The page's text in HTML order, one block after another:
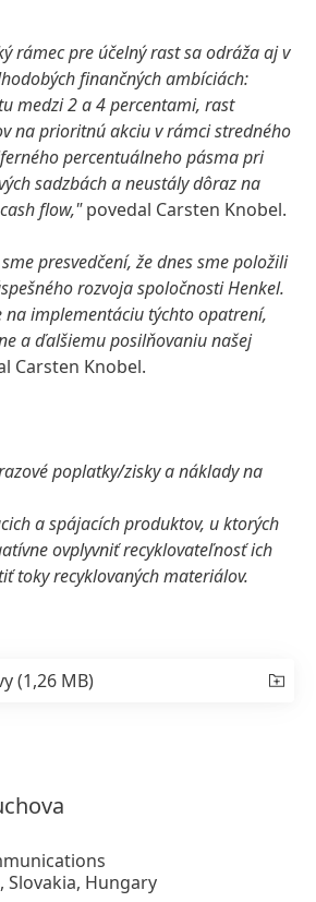
rámec pre účelný rast sa odráža aj v
finančných ambíciách:
medzi 2 a 4 percentami, rast
na prioritnú akciu v rámci stredného
percentuálneho pásma pri
sadzbách a neustály dôraz na
flow,"povedal Carsten Knobel.
presvedčení, že dnes sme položili
rozvoja spoločnosti Henkel.
na implementáciu týchto opatrení,
a ďalšiemu posilňovaniu našej
Carsten Knobel.
poplatky/zisky a náklady na
a spájacích produktov, u ktorých
ovplyvniť recyklovateľnosť ich
toky recyklovaných materiálov.
(1,26 MB)
Slovakia, Hungary